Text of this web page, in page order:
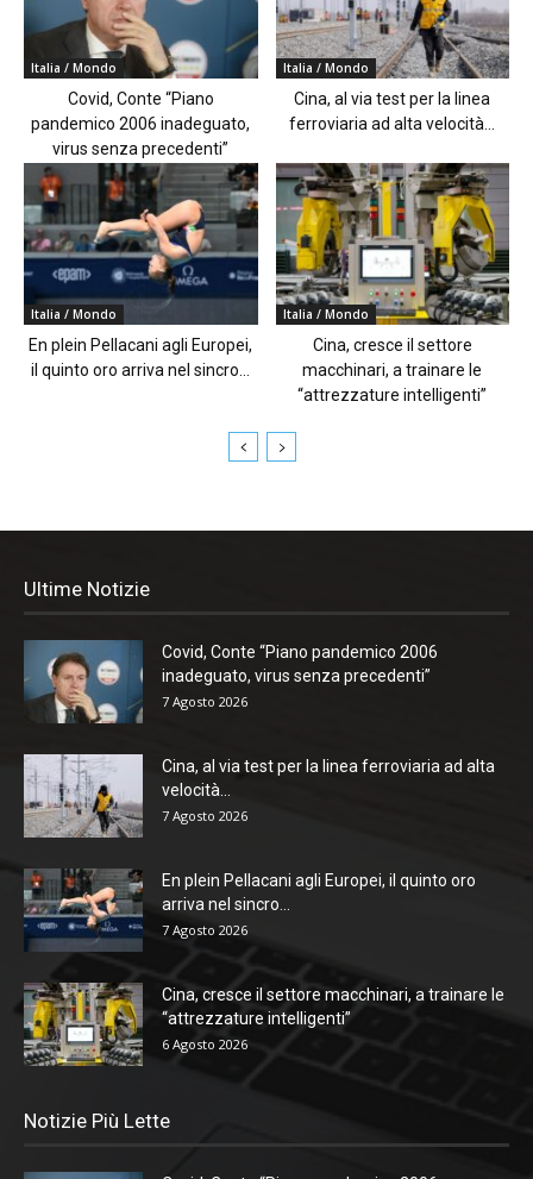
Italia / Mondo
Covid, Conte “Piano
pandemico 2006 inadeguato,
virus senza precedenti”
Italia / Mondo
Cina, al via test per la linea
ferroviaria ad alta velocità...
Italia / Mondo
En plein Pellacani agli Europei,
il quinto oro arriva nel sincro...
Italia / Mondo
Cina, cresce il settore
macchinari, a trainare le
“attrezzature intelligenti”
Ultime Notizie
Covid, Conte “Piano pandemico 2006
inadeguato, virus senza precedenti”
7 Agosto 2026
Cina, al via test per la linea ferroviaria ad alta
velocità...
7 Agosto 2026
En plein Pellacani agli Europei, il quinto oro
arriva nel sincro...
7 Agosto 2026
Cina, cresce il settore macchinari, a trainare le
“attrezzature intelligenti”
6 Agosto 2026
Notizie Più Lette